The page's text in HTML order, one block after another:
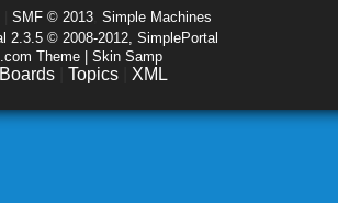
SMF © 2013 Simple Machines
2.3.5 © 2008-2012, SimplePortal
Theme | Skin Samp
Boards Topics XML